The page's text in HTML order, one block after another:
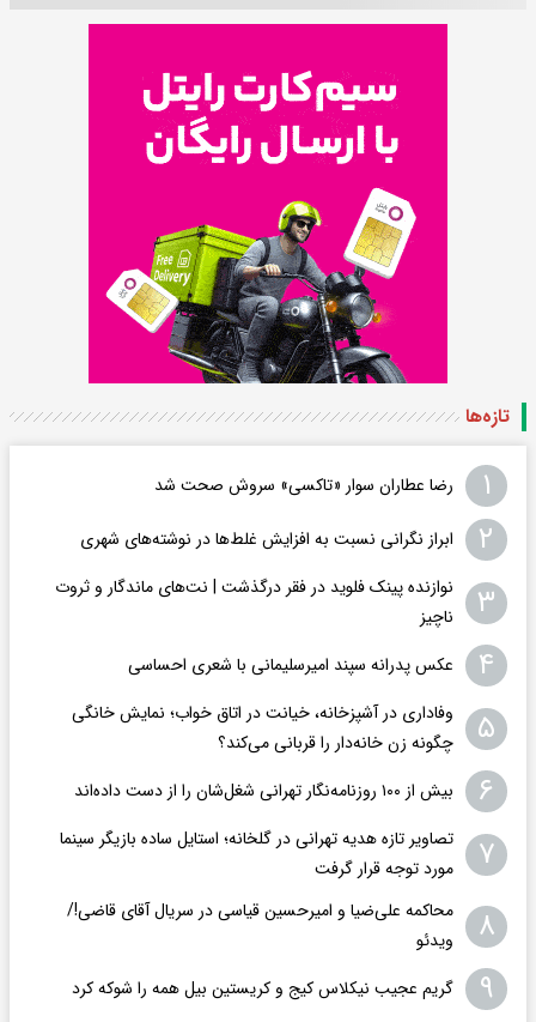
تازه‌ها
۱ رضا عطاران سوار «تاکسی» سروش صحت شد
۲ ابراز نگرانی نسبت به افزایش غلط‌ها در نوشته‌های شهری
۳
نوازنده پینک فلوید در فقر درگذشت | نت‌های ماندگار و ثروت
ناچیز
۴ عکس پدرانه سپند امیرسلیمانی با شعری احساسی
۵
وفاداری در آشپزخانه، خیانت در اتاق خواب؛ نمایش خانگی
چگونه زن خانه‌دار را قربانی می‌کند؟
۶ بیش از ۱۰۰ روزنامه‌نگار تهرانی شغل‌شان را از دست داده‌اند
۷
تصاویر تازه هدیه تهرانی در گلخانه؛ استایل ساده بازیگر سینما
مورد توجه قرار گرفت
۸
محاکمه علی‌ضیا و امیرحسین قیاسی در سریال آقای قاضی!/
ویدئو
۹ گریم عجیب نیکلاس کیج و کریستین بیل همه را شوکه کرد